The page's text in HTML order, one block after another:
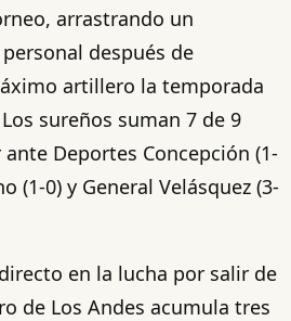
arrastrando un
después de
artillero la temporada
sureños suman 7 de 9
Deportes Concepción (1-
(1-0) y General Velásquez (3-
en la lucha por salir de
de Los Andes acumula tres